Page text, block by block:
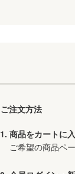
ご注文方法
商品をカートに
ご希望の商品ペ